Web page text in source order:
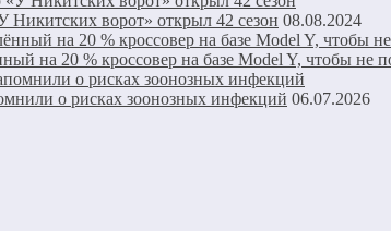
Никитских ворот» открыл 42 сезон 08.08.2024
на 20 % кроссовер на базе Model Y, чтобы не
о рисках зоонозных инфекций 06.07.2026